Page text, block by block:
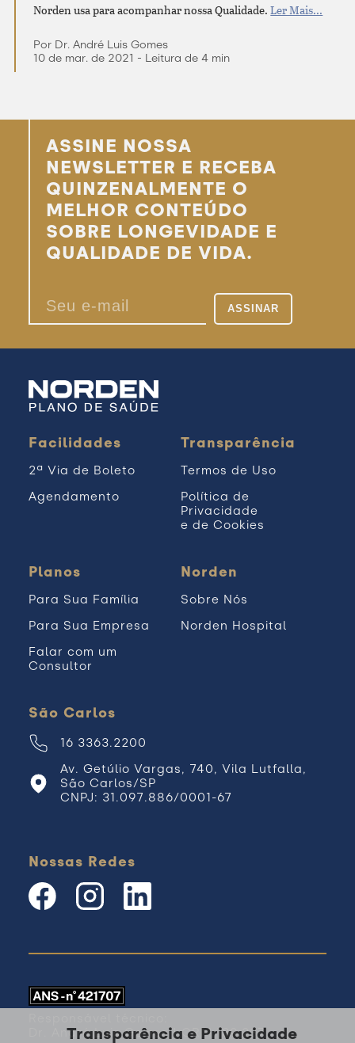
Norden usa para acompanhar nossa Qualidade. Ler Mais...
Por Dr. André Luis Gomes
10 de mar. de 2021 - Leitura de 4 min
Transparência e Privacidade
ASSINE NOSSA
NEWSLETTER E RECEBA
QUINZENALMENTE O
MELHOR CONTEÚDO
SOBRE LONGEVIDADE E
QUALIDADE DE VIDA.
Facilidades
2ª Via de Boleto
Agendamento
Transparência
Termos de Uso
Política de
Privacidade
e de Cookies
Planos
Para Sua Família
Para Sua Empresa
Falar com um
Consultor
Norden
Sobre Nós
Norden Hospital
São Carlos
16 3363.2200
Av. Getúlio Vargas, 740, Vila Lutfalla,
São Carlos/SP
CNPJ: 31.097.886/0001-67
Nossas Redes
Dr. André Luis Gomes | CRM 139.237